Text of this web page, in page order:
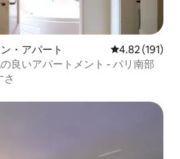
・アパート レビュー191
4.82 (191)
良いアパートメント - パリ南部
さ